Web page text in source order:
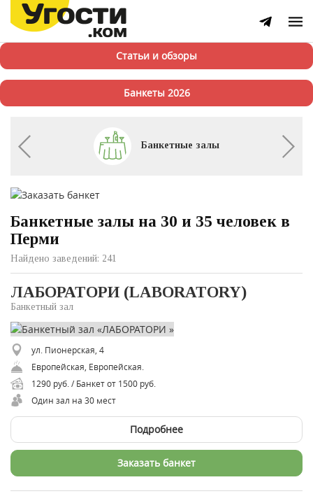
Статьи и обзоры
Банкеты 2026
Банкетные залы
Банкетные залы на 30 и 35 человек в
Перми
Найдено заведений: 241
ЛАБОРАТОРИ (LABORATORY)
Банкетный зал
ул. Пионерская, 4
Европейская, Европейская.
1290 руб. / Банкет от 1500 руб.
Один зал на 30 мест
Подробнее
Заказать банкет